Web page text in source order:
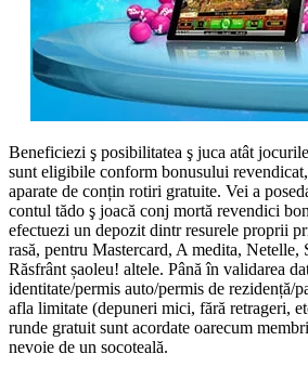
Beneficiezi ş posibilitatea ş juca atât
sunt eligibile conform bonusului
aparate de conțin rotiri gratuite. Vei a
contul tădo ş joacă conj mortă revendici
efectuezi un depozit dintr resurele proprii
rasă, pentru Mastercard, A medita, Netelle,
Răsfrânt șaoleu! altele. Până în validarea
identitate/permis auto/permis de rezidență/
afla limitate (depuneri mici, fără retrageri,
runde gratuit sunt acordate oarecum
nevoie de un socoteală.